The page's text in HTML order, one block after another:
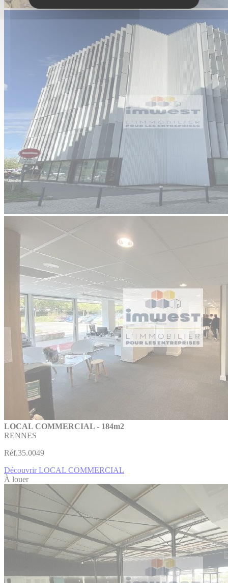
LOCAL COMMERCIAL - 184m2
RENNES
Réf.35.0049
Découvrir LOCAL COMMERCIAL
À louer